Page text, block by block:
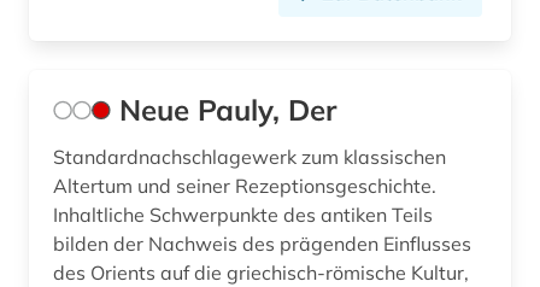
Neue Pauly, Der
Standardnachschlagewerk zum klassischen
Altertum und seiner Rezeptionsgeschichte.
Inhaltliche Schwerpunkte des antiken Teils
bilden der Nachweis des prägenden Einflusses
des Orients auf die griechisch-römische Kultur,